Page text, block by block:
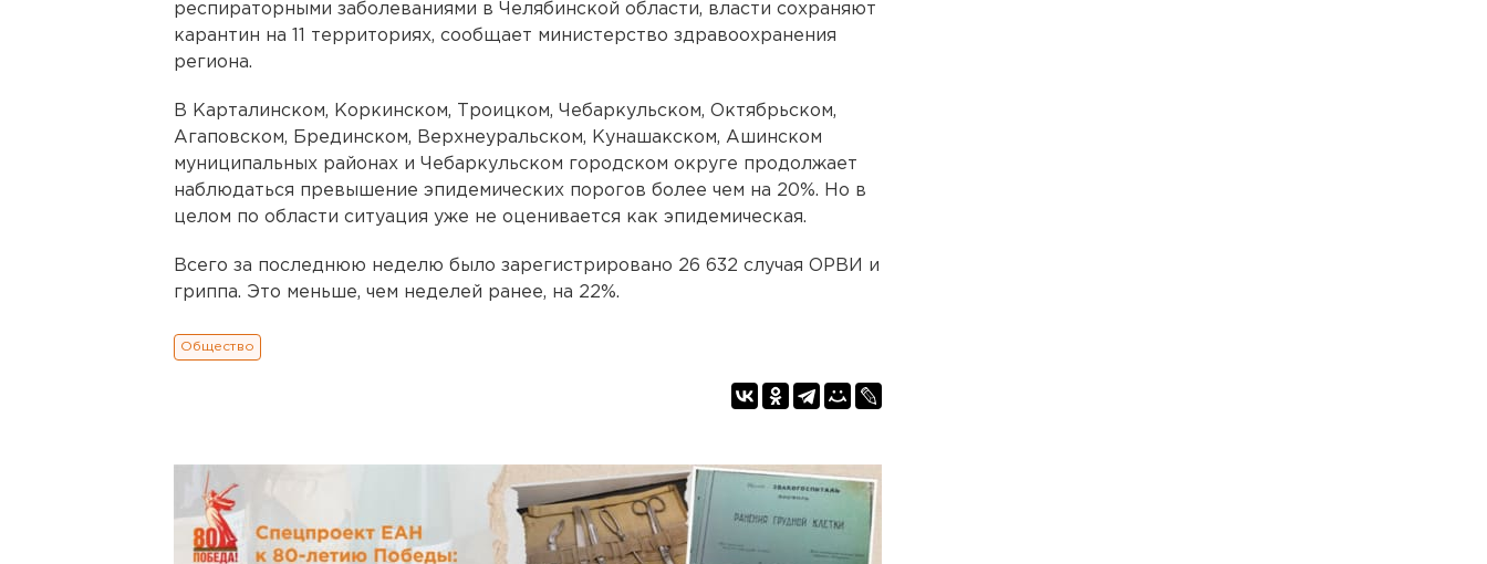
респираторными заболеваниями в Челябинской области, власти сохраняют
карантин на 11 территориях, сообщает министерство здравоохранения
региона.
В Карталинском, Коркинском, Троицком, Чебаркульском, Октябрьском,
Агаповском, Брединском, Верхнеуральском, Кунашакском, Ашинском
муниципальных районах и Чебаркульском городском округе продолжает
наблюдаться превышение эпидемических порогов более чем на 20%. Но в
целом по области ситуация уже не оценивается как эпидемическая.
Всего за последнюю неделю было зарегистрировано 26 632 случая ОРВИ и
гриппа. Это меньше, чем неделей ранее, на 22%.
Общество